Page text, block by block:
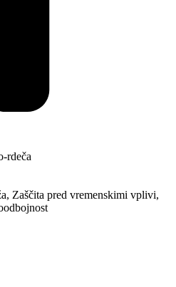
rdeča
Zaščita pred vremenskimi vplivi,